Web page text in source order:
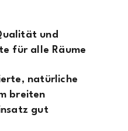
und
für alle Räume
natürliche
breiten
gut